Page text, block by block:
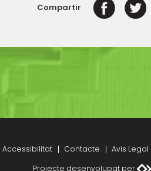
Compartir
Accessibilitat Contacte Avis Legal
Projecte desenvolupat per